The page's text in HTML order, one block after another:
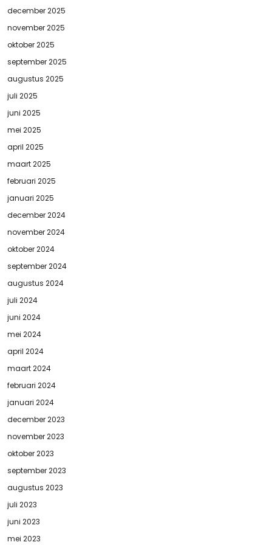
december 2025
november 2025
oktober 2025
september 2025
augustus 2025
juli 2025
juni 2025
mei 2025
april 2025
maart 2025
februari 2025
januari 2025
december 2024
november 2024
oktober 2024
september 2024
augustus 2024
juli 2024
juni 2024
mei 2024
april 2024
maart 2024
februari 2024
januari 2024
december 2023
november 2023
oktober 2023
september 2023
augustus 2023
juli 2023
juni 2023
mei 2023